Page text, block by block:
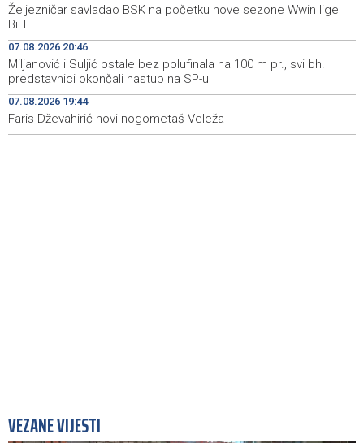
19:10
Rudari Milanovića ubijedili da ode kući, Memčić se već
ponovo vratio u jamu 'Raspotočje'
19:03
Sarajevo Film Festival presents Kinoscope and
Kinoscope Surreal programs
19:00 Najave događaja za 8. 8. 2026. godine (subota)
Željezničar savladao BSK na početku nove sezone Wwin lige
BiH
07.08.2026 20:46
Miljanović i Suljić ostale bez polufinala na 100 m pr., svi bh.
predstavnici okončali nastup na SP-u
07.08.2026 19:44
Faris Dževahirić novi nogometaš Veleža
VEZANE VIJESTI